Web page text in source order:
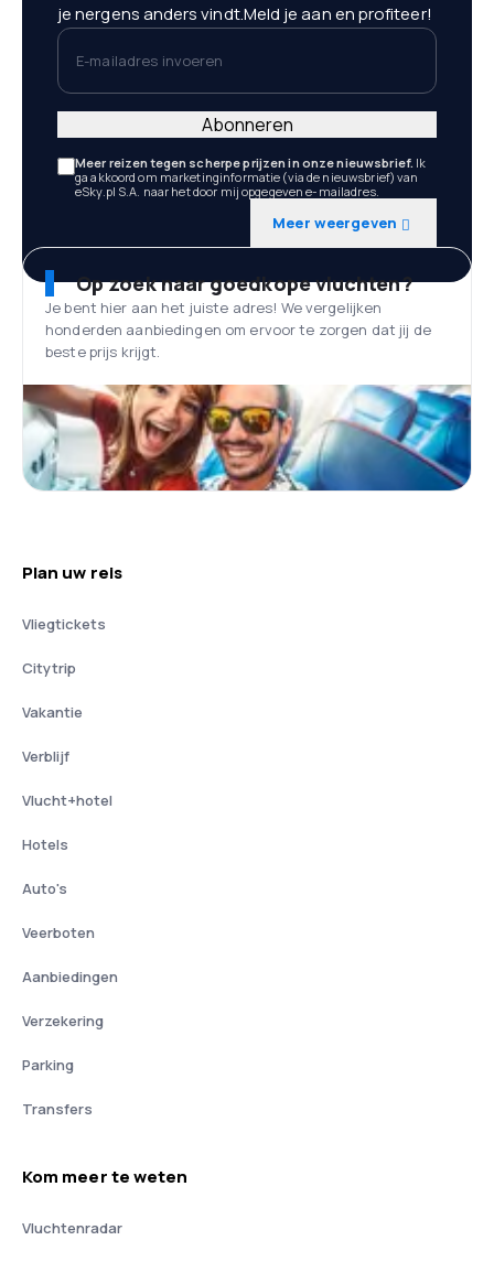
je nergens anders vindt.Meld je aan en profiteer!
E-mailadres invoeren
Meer reizen tegen scherpe prijzen in onze nieuwsbrief. Ik
ga akkoord om marketinginformatie (via de nieuwsbrief) van
eSky.pl S.A. naar het door mij opgegeven e-mailadres.
Meer weergeven
Abonneren
Op zoek naar goedkope vluchten?
Je bent hier aan het juiste adres! We vergelijken
honderden aanbiedingen om ervoor te zorgen dat jij de
beste prijs krijgt.
Plan uw reis
Vliegtickets
Citytrip
Vakantie
Verblijf
Vlucht+hotel
Hotels
Auto's
Veerboten
Aanbiedingen
Verzekering
Parking
Transfers
Kom meer te weten
Vluchtenradar